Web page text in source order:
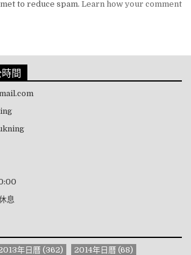
to reduce spam. Learn how your comment
間
息
年日曆(362) 2014年日曆 (68)